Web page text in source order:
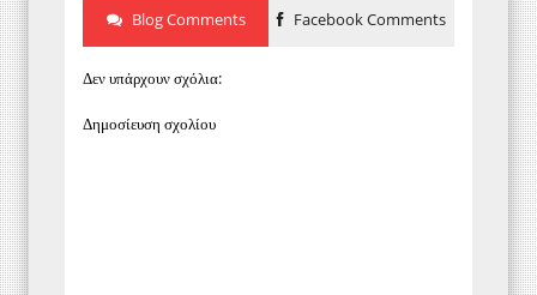
Blog Comments Facebook Comments
Δεν υπάρχουν σχόλια:
Δημοσίευση σχολίου